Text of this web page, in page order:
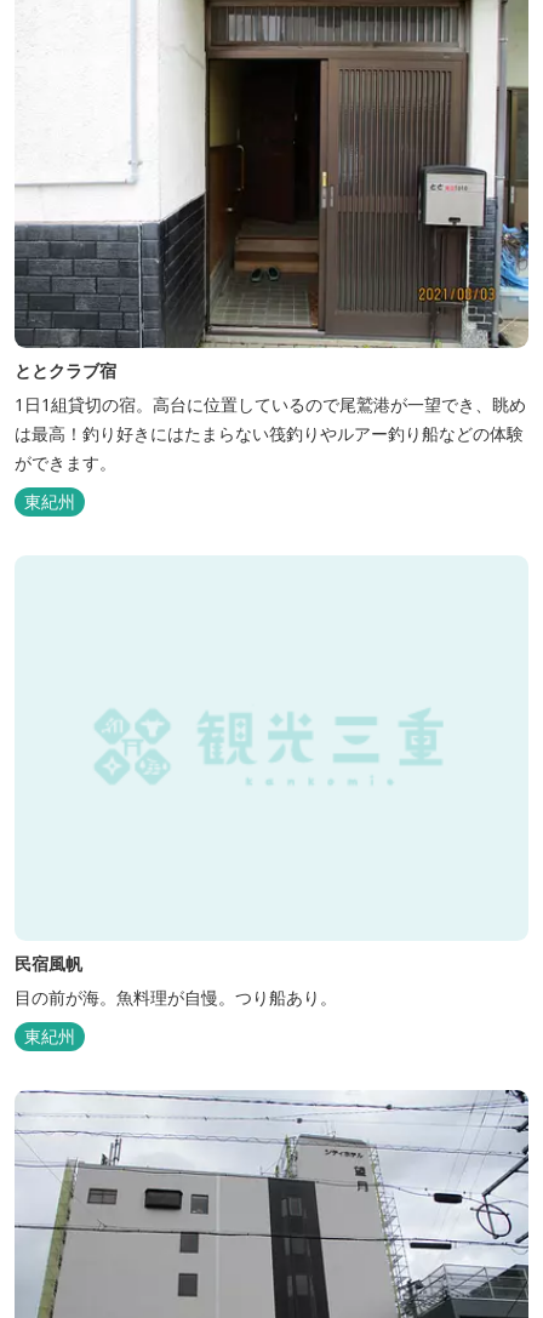
ととクラブ宿
1日1組貸切の宿。高台に位置しているので尾鷲港が一望でき、眺め
は最高！釣り好きにはたまらない筏釣りやルアー釣り船などの体験
ができます。
東紀州
民宿風帆
目の前が海。魚料理が自慢。つり船あり。
東紀州